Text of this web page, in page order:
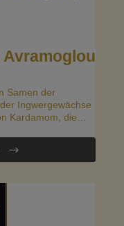
Samen der
Ingwergewächse
Kardamom, die